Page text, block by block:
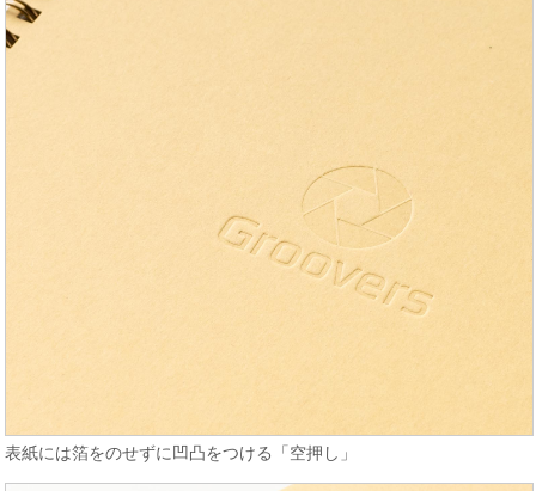
表紙には箔をのせずに凹凸をつける「空押し」